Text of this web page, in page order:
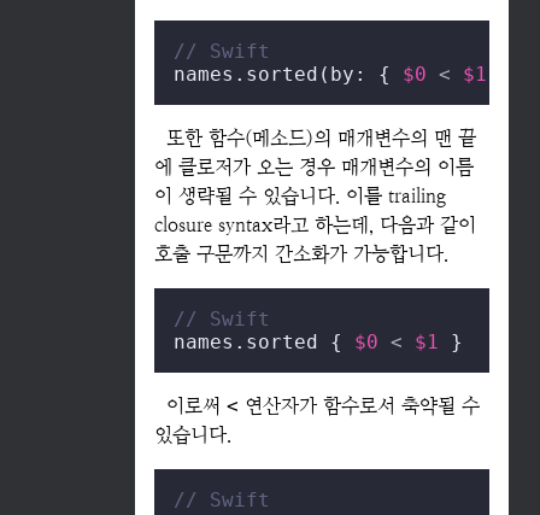
// Swift
names.sorted(by: { $0 < $1
또한 함수(메소드)의 매개변수의 맨 끝
에 클로저가 오는 경우 매개변수의 이름
이 생략될 수 있습니다. 이를 trailing
closure syntax라고 하는데, 다음과 같이
호출 구문까지 간소화가 가능합니다.
// Swift
names.sorted { $0 < $1 }
이로써 < 연산자가 함수로서 축약될 수
있습니다.
// Swift